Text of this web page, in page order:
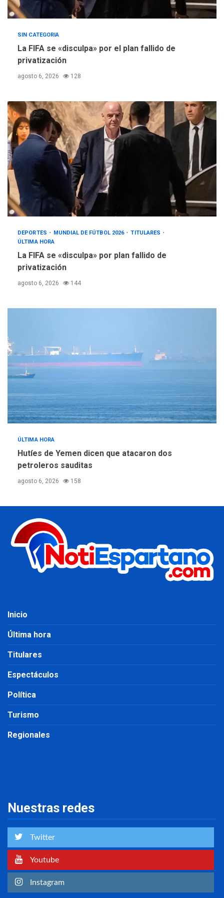
SIN CATEGORIA
La FIFA se «disculpa» por el plan fallido de
privatización
agosto 6, 2026 128
DEPORTES MUNDIAL DE FÚTBOL 2026
TITULARES
ÚLTIMA HORA
La FIFA se «disculpa» por plan fallido de
privatización
agosto 6, 2026 144
ÚLTIMA HORA
Hutíes de Yemen dicen que atacaron dos
petroleros sauditas
agosto 6, 2026 158
Inicio
Última hora
Titulares
Espectáculos
Política
Turismo
Regionales
Nuestras redes
Twitter
Youtube
Instagram